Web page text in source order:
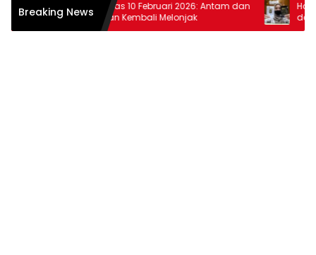
Breaking News
Harga Emas 10 Februari 2026: Antam dan
Pegadaian Kembali Melonjak
Harga
dan